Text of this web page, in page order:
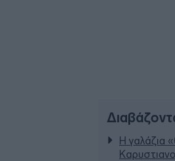
Η γαλάζια